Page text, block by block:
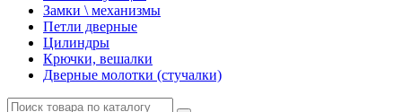
Замки \ механизмы
Петли дверные
Цилиндры
Крючки, вешалки
Дверные молотки (стучалки)